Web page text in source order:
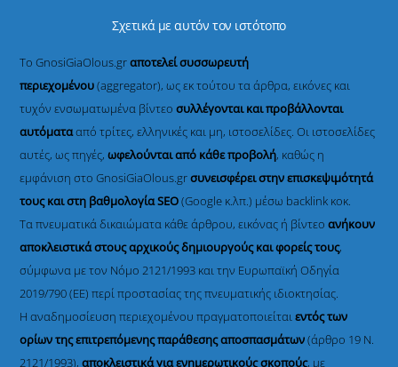
Σχετικά με αυτόν τον ιστότοπο
Το GnosiGiaOlous.grαποτελεί συσσωρευτή
περιεχομένου(aggregator), ως εκ τούτου τα άρθρα, εικόνες και
τυχόν ενσωματωμένα βίντεοσυλλέγονται και προβάλλονται
αυτόματααπό τρίτες, ελληνικές και μη, ιστοσελίδες. Οι ιστοσελίδες
αυτές, ως πηγές,ωφελούνται από κάθε προβολή, καθώς η
εμφάνιση στο GnosiGiaOlous.grσυνεισφέρει στην επισκεψιμότητά
τους και στη βαθμολογία SEO(Google κ.λπ.) μέσω backlink κοκ.
Τα πνευματικά δικαιώματα κάθε άρθρου, εικόνας ή βίντεοανήκουν
αποκλειστικά στους αρχικούς δημιουργούς και φορείς τους,
σύμφωνα με τον Νόμο 2121/1993 και την Ευρωπαϊκή Οδηγία
2019/790 (ΕΕ) περί προστασίας της πνευματικής ιδιοκτησίας.
Η αναδημοσίευση περιεχομένου πραγματοποιείταιεντός των
ορίων της επιτρεπόμενης παράθεσης αποσπασμάτων(άρθρο 19 Ν.
2121/1993), αποκλειστικά για ενημερωτικούς σκοπούς, με